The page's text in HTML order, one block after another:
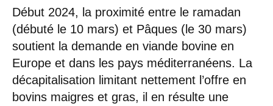
Début 2024, la proximité entre le ramadan
(débuté le 10 mars) et Pâques (le 30 mars)
soutient la demande en viande bovine en
Europe et dans les pays méditerranéens. La
décapitalisation limitant nettement l’offre en
bovins maigres et gras, il en résulte une